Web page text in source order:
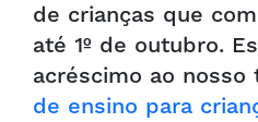
de crianças que
até 1º de outubro.
acréscimo ao nosso
de ensino para